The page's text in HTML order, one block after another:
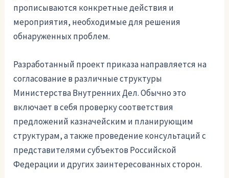
прописываются конкретные действия и
мероприятия, необходимые для решения
обнаруженных проблем.
Разработанный проект приказа направляется на
согласование в различные структуры
Министерства Внутренних Дел. Обычно это
включает в себя проверку соответствия
предложений казначейским и планирующим
структурам, а также проведение консультаций с
представителями субъектов Российской
Федерации и других заинтересованных сторон.